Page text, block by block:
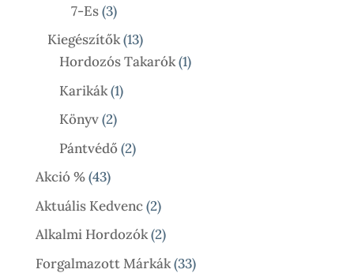
7-Es 33
Termék
Kiegészítők 1313
Termék
Hordozós Takarók 11
Karikák 11
Könyv 22
Termék
Pántvédő 22
Akció % 4343
Termék
Aktuális Kedvenc 22
Termék
Alkalmi Hordozók 22
Termék
Forgalmazott Márkák 3333